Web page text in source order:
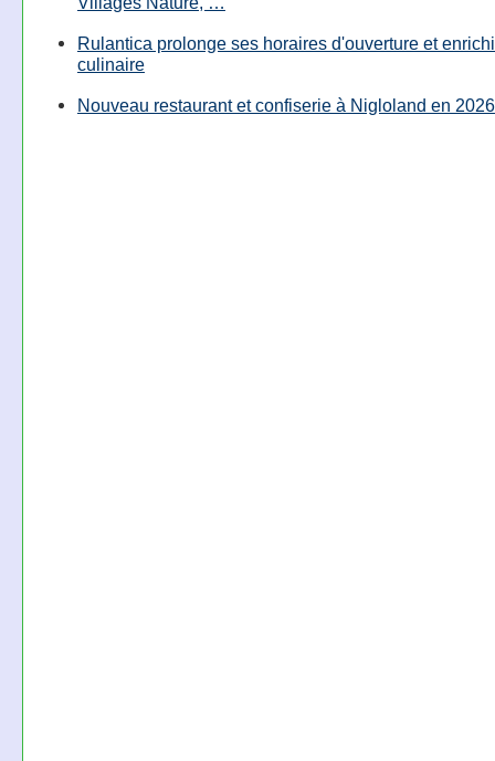
Rulantica prolonge ses horaires d'ouverture et
culinaire
Nouveau restaurant et confiserie à Nigloland en 2026